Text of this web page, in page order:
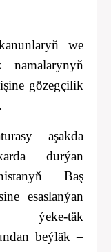
we
gözegçilik
aşakda
durýan
Baş
esaslanýan
ýeke-täk
beýläk –